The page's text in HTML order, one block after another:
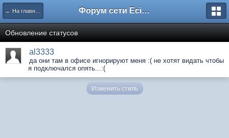
← На главную Форум сети EciлNet
Обновление статусов
al3333
да они там в офисе игнорируют меня :( не хотят видать чтобы
я подключался опять...:(
Изменить стиль